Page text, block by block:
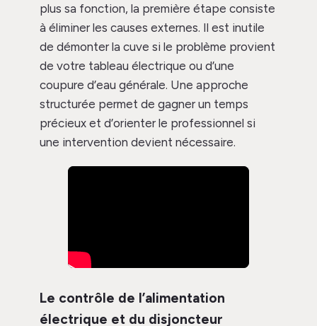
plus sa fonction, la première étape consiste
à éliminer les causes externes. Il est inutile
de démonter la cuve si le problème provient
de votre tableau électrique ou d’une
coupure d’eau générale. Une approche
structurée permet de gagner un temps
précieux et d’orienter le professionnel si
une intervention devient nécessaire.
Le contrôle de l’alimentation
électrique et du disjoncteur